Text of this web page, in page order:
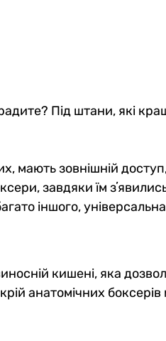
Під штани, які
мають зовнішній
завдяки їм зʼявились
іншого,
кишені, яка
боксерів